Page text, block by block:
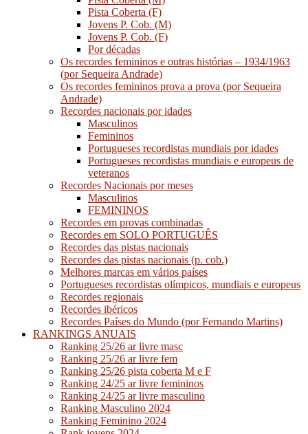
Pista Coberta (F)
Jovens P. Cob. (M)
Jovens P. Cob. (F)
Por décadas
Os recordes femininos e outras histórias – 1934/1963
(por Sequeira Andrade)
Os recordes femininos prova a prova (por Sequeira
Andrade)
Recordes nacionais por idades
Masculinos
Femininos
Portugueses recordistas mundiais por idades
Portugueses recordistas mundiais e europeus de
veteranos
Recordes Nacionais por meses
Masculinos
FEMININOS
Recordes em provas combinadas
Recordes em SOLO PORTUGUÊS
Recordes das pistas nacionais
Recordes das pistas nacionais (p. cob.)
Melhores marcas em vários países
Portugueses recordistas olímpicos, mundiais e europeus
Recordes regionais
Recordes ibéricos
Recordes Países do Mundo (por Fernando Martins)
RANKINGS ANUAIS
Ranking 25/26 ar livre masc
Ranking 25/26 ar livre fem
Ranking 25/26 pista coberta M e F
Ranking 24/25 ar livre femininos
Ranking 24/25 ar livre masculino
Ranking Masculino 2024
Ranking Feminino 2024